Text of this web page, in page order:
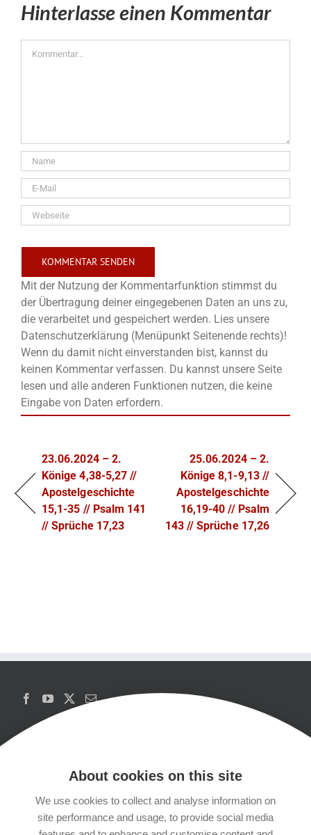
Hinterlasse einen Kommentar
Mit der Nutzung der Kommentarfunktion stimmst du
der Übertragung deiner eingegebenen Daten an uns zu,
die verarbeitet und gespeichert werden. Lies unsere
Datenschutzerklärung (Menüpunkt Seitenende rechts)!
Wenn du damit nicht einverstanden bist, kannst du
keinen Kommentar verfassen. Du kannst unsere Seite
lesen und alle anderen Funktionen nutzen, die keine
Eingabe von Daten erfordern.
23.06.2024 – 2.
Könige 4,38-5,27 //
Apostelgeschichte
15,1-35 // Psalm 141
// Sprüche 17,23
25.06.2024 – 2.
Könige 8,1-9,13 //
Apostelgeschichte
16,19-40 // Psalm
143 // Sprüche 17,26
Copyrights
About cookies on this site
We use cookies to collect and analyse information on
site performance and usage, to provide social media